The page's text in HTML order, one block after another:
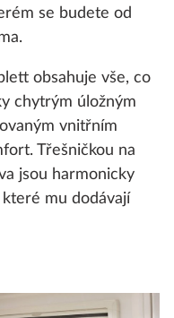
se budete od
obsahuje vše, co
chytrým úložným
vnitřním
Třešničkou na
jsou harmonicky
mu dodávají